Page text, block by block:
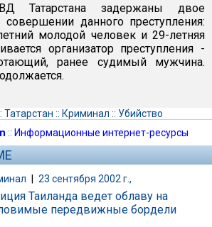
Татарстана задержаны двое
данного преступления:
молодой человек и 29-летняя
организатор преступления -
ранее судимый мужчина.
Татарстан :: Криминал :: Убийство
:: Информационные интернет-ресурсы
| 23 сентября 2002 г.,
Таиланда ведет облаву на
передвижные бордели